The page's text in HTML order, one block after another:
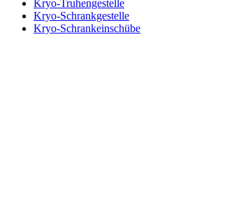
Kryo-Truhengestelle
Kryo-Schrankgestelle
Kryo-Schrankeinschübe